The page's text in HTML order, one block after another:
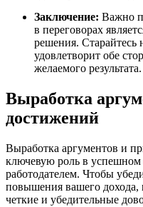
Заключение: Важно
в переговорах
решения. Старайтесь
удовлетворит обе
желаемого результата.
Выработка
достижений
Выработка аргументов и
ключевую роль в успешном
работодателем. Чтобы
повышения вашего дохода,
четкие и убедительные